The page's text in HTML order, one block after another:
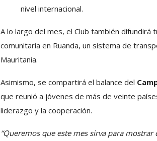
nivel internacional.
A lo largo del mes, el Club también
comunitaria en Ruanda, un sistema de
Mauritania.
Asimismo, se compartirá el balance del
que reunió a jóvenes de más de veinte
liderazgo y la cooperación.
“Queremos que este mes sirva para